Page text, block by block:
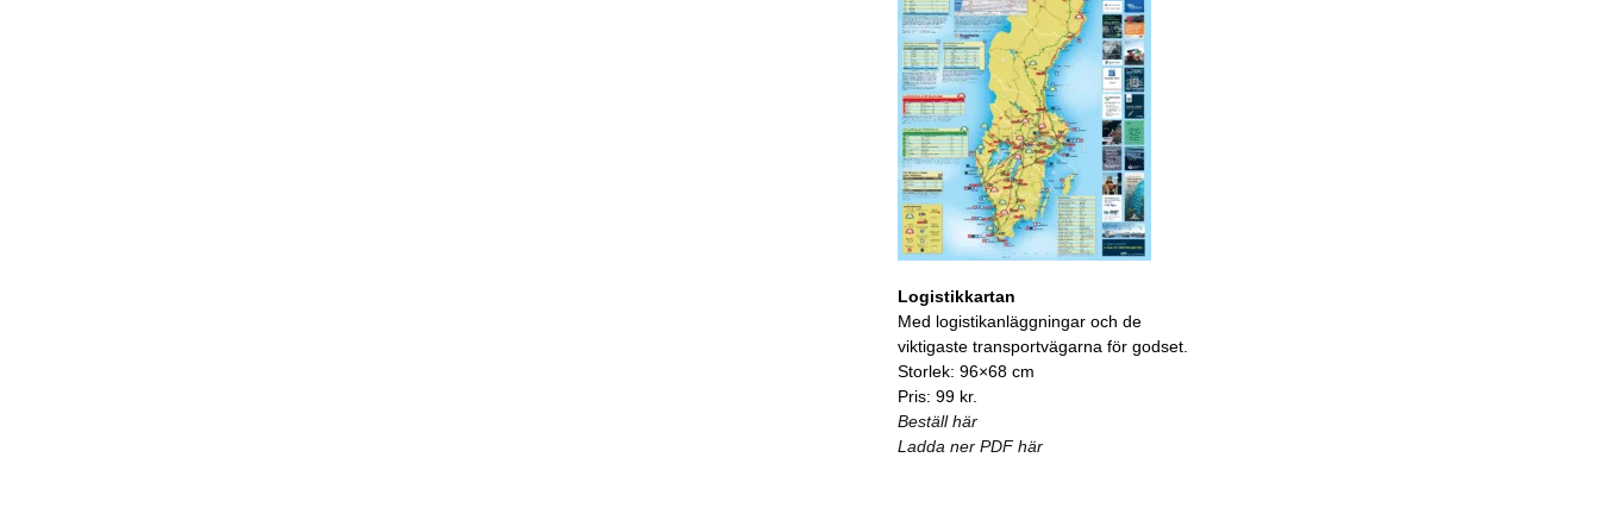
Logistikkartan
Med logistikanläggningar och de
viktigaste transportvägarna för godset.
Storlek: 96×68 cm
Pris: 99 kr.
Beställ här
Ladda ner PDF här